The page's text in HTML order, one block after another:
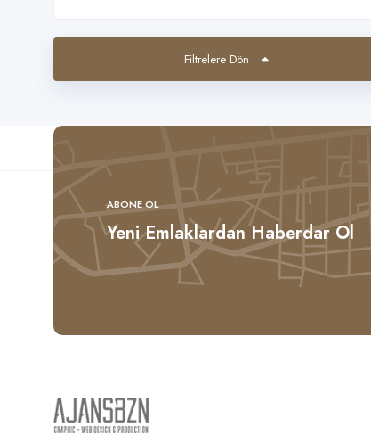
Filtrelere Dön
ABONE OL
Yeni Emlaklardan Haberdar Ol